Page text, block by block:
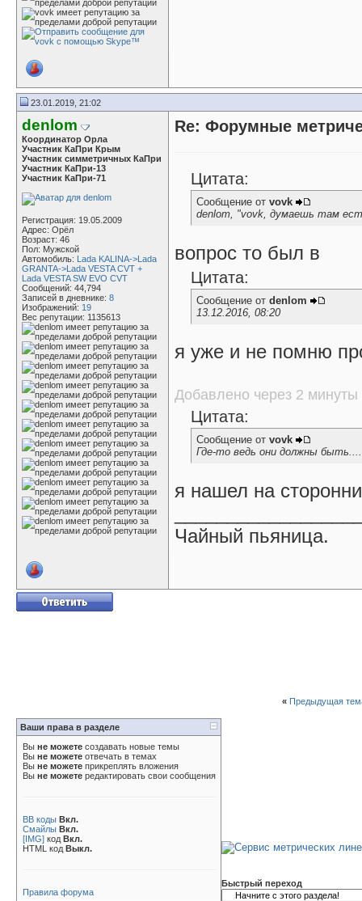
23.01.2019, 21:02
denlom
Координатор Орла
Участник КаПри Крым
Участник симметричных КаПри
Участник КаПри-13
Участник КаПри-71
Регистрация: 19.05.2009
Адрес: Орёл
Возраст: 46
Пол: Мужской
Автомобиль: Lada KALINA->Lada
GRANTA->Lada VESTA CVT +
Lada VESTA SW EVO CVT
Сообщений: 44,794
Записей в дневнике: 8
Изображений: 19
Вес репутации: 1135613
Re: Форумные
Цитата:
Сообщение от vovk
denlom, "vovk, думаешь там
вопрос то был в
Цитата:
Сообщение от denlom
13.12.2016, 08:20
я уже и не помню
Добавлено через 2 минуты
Цитата:
Сообщение от vovk
Где-то ведь они должны быть....
я нашел на
Чайный пьяница.
« Предыдущая
Ваши права в разделе
Вы не можете создавать новые темы
Вы не можете отвечать в темах
Вы не можете прикреплять вложения
Вы не можете редактировать свои сообщения
BB коды Вкл.
Смайлы Вкл.
[IMG] код Вкл.
HTML код Выкл.
Правила форума
Быстрый переход